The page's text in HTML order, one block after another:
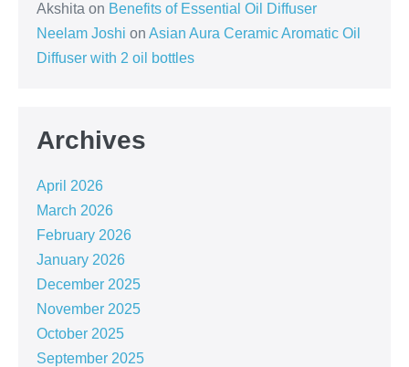
Akshita on Benefits of Essential Oil Diffuser
Neelam Joshi on Asian Aura Ceramic Aromatic Oil
Diffuser with 2 oil bottles
Archives
April 2026
March 2026
February 2026
January 2026
December 2025
November 2025
October 2025
September 2025